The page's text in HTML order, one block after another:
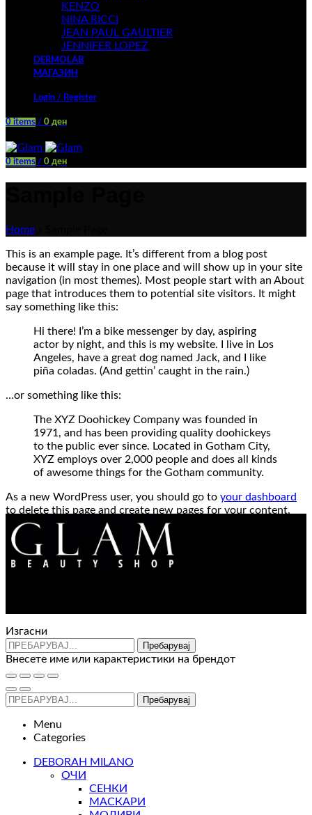
KENZO
NINA RICCI
JEAN PAUL GAULTIER
JENNIFER LOPEZ
DERMOLAB
МАГАЗИН
Login / Register
0 items / 0 ден
0 items / 0 ден
Home
This is an example page. It’s different from a blog post
because it will stay in one place and will show up in your site
navigation (in most themes). Most people start with an About
page that introduces them to potential site visitors. It might
say something like this:
Hi there! I’m a bike messenger by day, aspiring
actor by night, and this is my website. I live in Los
Angeles, have a great dog named Jack, and I like
piña coladas. (And gettin’ caught in the rain.)
…or something like this:
The XYZ Doohickey Company was founded in
1971, and has been providing quality doohickeys
to the public ever since. Located in Gotham City,
XYZ employs over 2,000 people and does all kinds
of awesome things for the Gotham community.
As a new WordPress user, you should go to your dashboard
to delete this page and create new pages for your content.
Have fun!
Изгасни
Пребарувај
Внесете име или карактеристики на брендот
Пребарувај
Menu
Categories
DEBORAH MILANO
ОЧИ
СЕНКИ
МАСКАРИ